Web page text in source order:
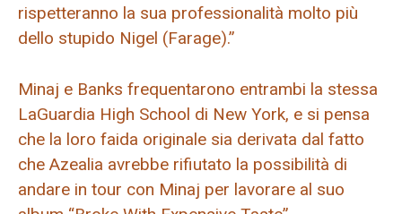
rispetteranno la sua professionalità molto più
dello stupido Nigel (Farage).”
Minaj e Banks frequentarono entrambi la stessa
LaGuardia High School di New York, e si pensa
che la loro faida originale sia derivata dal fatto
che Azealia avrebbe rifiutato la possibilità di
andare in tour con Minaj per lavorare al suo